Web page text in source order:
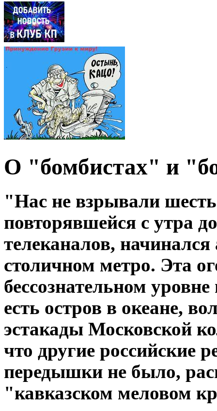
О "бомбистах" и
"Нас не взрывали
повторявшейся с утра
телеканалов,
столичном метро. Эта
бессознательном
есть остров в океане,
эстакады Московской
что другие российские
передышки не было,
"кавказском меловом